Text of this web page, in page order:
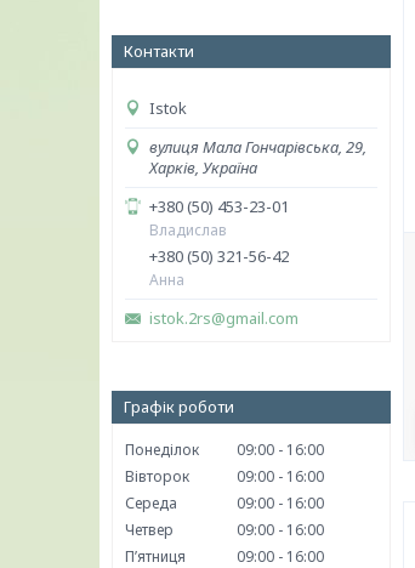
Контакти
Istok
вулиця Мала Гончарівська, 29,
Харків, Україна
+380 (50) 453-23-01
Владислав
+380 (50) 321-56-42
Анна
istok.2rs@gmail.com
Графік роботи
Понеділок 09:00
16:00
Вівторок
09:00
16:00
Середа
09:00
16:00
Четвер
09:00
16:00
Пʼятниця
09:00
16:00